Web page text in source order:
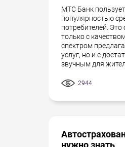
МТС Банк
популярностью
потребителей. Это
только с
спектром
услуг, но и с
звучным для
2944
нужно знать